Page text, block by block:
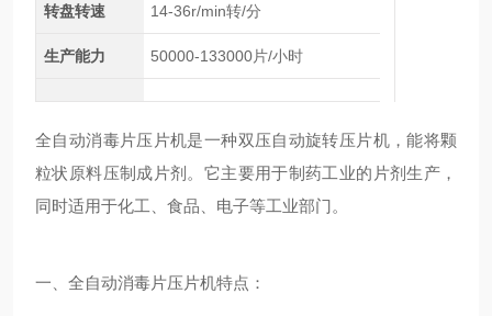
转盘转速 14-36r/min转/分
生产能力 50000-133000片/小时
全自动消毒片压片机是一种双压自动旋转压片机，能将颗
粒状原料压制成片剂。它主要用于制药工业的片剂生产，
同时适用于化工、食品、电子等工业部门。
一、全自动消毒片压片机特点：